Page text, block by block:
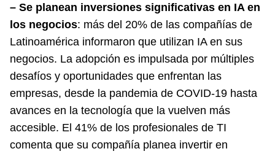
– Se planean inversiones significativas en IA en
los negocios: más del 20% de las compañías de
Latinoamérica informaron que utilizan IA en sus
negocios. La adopción es impulsada por múltiples
desafíos y oportunidades que enfrentan las
empresas, desde la pandemia de COVID-19 hasta
avances en la tecnología que la vuelven más
accesible. El 41% de los profesionales de TI
comenta que su compañía planea invertir en